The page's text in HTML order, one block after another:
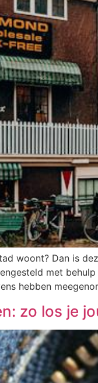
woont? Dan is
met
hebben
zo los je